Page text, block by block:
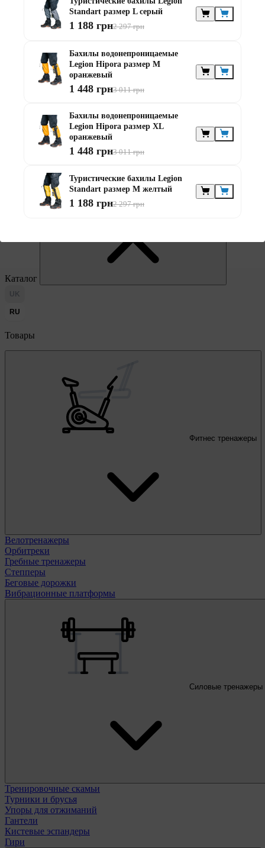
Каталог
UK
RU
Товары
Фитнес тренажеры
Велотренажеры
Орбитреки
Гребные тренажеры
Степперы
Беговые дорожки
Вибрационные платформы
Силовые тренажеры
Тренировочные скамьи
Турники и брусья
Упоры для отжиманий
Гантели
Кистевые эспандеры
Гири
Standart размер L серый
1 188 грн2 297 грн
Бахилы водонепроницаемые
Legion Hipora размер М
оранжевый
1 448 грн3 011 грн
Бахилы водонепроницаемые
Legion Hipora размер XL
оранжевый
1 448 грн3 011 грн
Туристические бахилы Legion
Standart размер М желтый
1 188 грн2 297 грн